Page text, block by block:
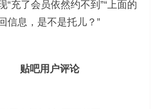
了会员依然约不到”“上面的
信息，是不是托儿？”
贴吧用户评论